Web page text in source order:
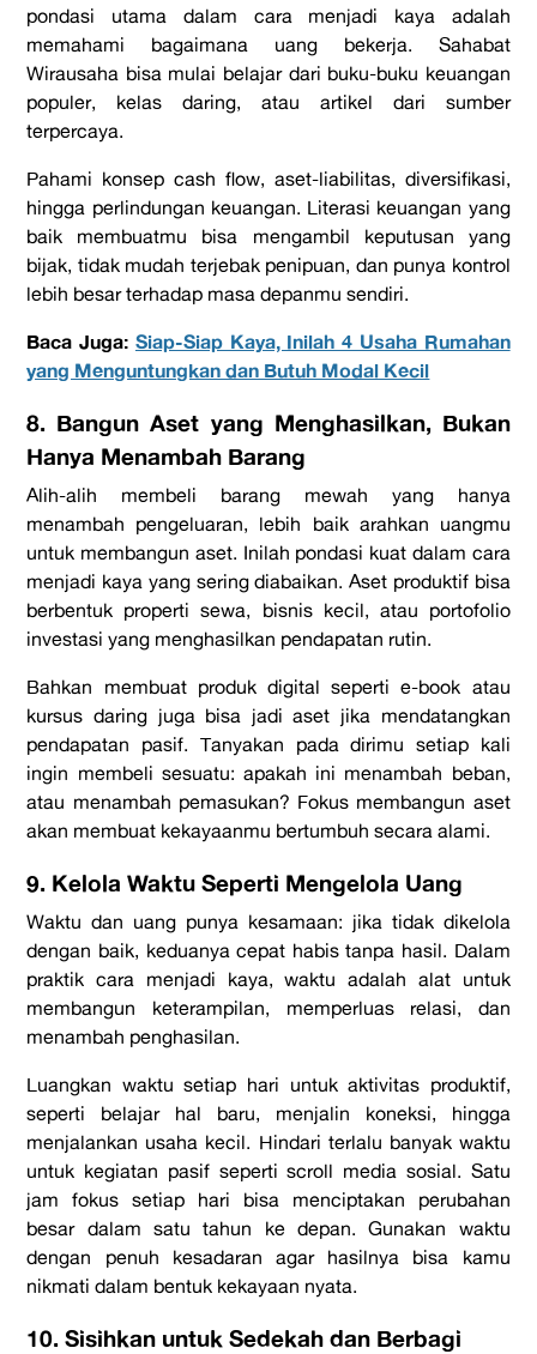
pondasi utama dalam cara menjadi kaya adalah
memahami bagaimana uang bekerja. Sahabat
Wirausaha bisa mulai belajar dari buku-buku keuangan
populer, kelas daring, atau artikel dari sumber
terpercaya.
Pahami konsepcash flow, aset-liabilitas, diversifikasi,
hingga perlindungan keuangan. Literasi keuangan yang
baik membuatmu bisa mengambil keputusan yang
bijak, tidak mudah terjebak penipuan, dan punya kontrol
lebih besar terhadap masa depanmu sendiri.
Baca Juga: Siap-Siap Kaya, Inilah 4 Usaha Rumahan
yang Menguntungkan dan Butuh Modal Kecil
8. Bangun Aset yang Menghasilkan, Bukan
Hanya Menambah Barang
Alih-alih membeli barang mewah yang hanya
menambah pengeluaran, lebih baik arahkan uangmu
untuk membangun aset. Inilah pondasi kuat dalam cara
menjadi kaya yang sering diabaikan. Aset produktif bisa
berbentuk properti sewa, bisnis kecil, atau portofolio
investasi yang menghasilkan pendapatan rutin.
Bahkan membuat produk digital seperti e-book atau
kursus daring juga bisa jadi aset jika mendatangkan
pendapatan pasif. Tanyakan pada dirimu setiap kali
ingin membeli sesuatu: apakah ini menambah beban,
atau menambah pemasukan? Fokus membangun aset
akan membuat kekayaanmu bertumbuh secara alami.
9. Kelola Waktu Seperti Mengelola Uang
Waktu dan uang punya kesamaan: jika tidak dikelola
dengan baik, keduanya cepat habis tanpa hasil. Dalam
praktikcara menjadi kaya, waktu adalah alat untuk
membangun keterampilan, memperluas relasi, dan
menambah penghasilan.
Luangkan waktu setiap hari untuk aktivitas produktif,
seperti belajar hal baru, menjalin koneksi, hingga
menjalankan usaha kecil. Hindari terlalu banyak waktu
untuk kegiatan pasif seperti scroll media sosial. Satu
jam fokus setiap hari bisa menciptakan perubahan
besar dalam satu tahun ke depan. Gunakan waktu
dengan penuh kesadaran agar hasilnya bisa kamu
nikmati dalam bentuk kekayaan nyata.
10. Sisihkan untuk Sedekah dan Berbagi